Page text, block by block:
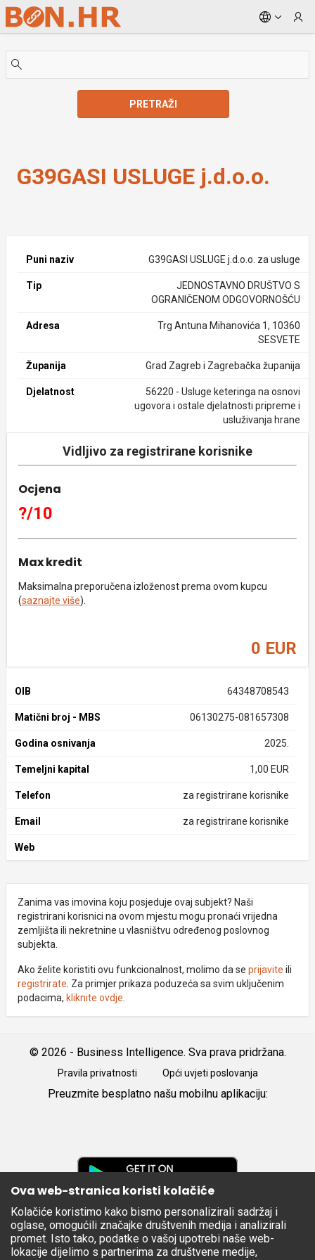
Skip to Main Content
PRETRAŽI
G39GASI USLUGE j.d.o.o.
Puni naziv G39GASI USLUGE j.d.o.o. za usluge
Tip
JEDNOSTAVNO DRUŠTVO S
OGRANIČENOM ODGOVORNOŠĆU
Adresa
Trg Antuna Mihanovića 1, 10360
SESVETE
Županija Grad Zagreb i Zagrebačka županija
Djelatnost
56220 - Usluge keteringa na osnovi
ugovora i ostale djelatnosti pripreme i
usluživanja hrane
Vidljivo za registrirane korisnike
Ocjena
?/10
Max kredit
Maksimalna preporučena izloženost prema ovom kupcu
(saznajte više).
0 EUR
OIB 64348708543
Matični broj - MBS 06130275-081657308
Godina osnivanja 2025.
Temeljni kapital 1,00 EUR
Telefon za registrirane korisnike
Email za registrirane korisnike
Web
Zanima vas imovina koju posjeduje ovaj subjekt? Naši
registrirani korisnici na ovom mjestu mogu pronaći vrijedna
zemljišta ili nekretnine u vlasništvu određenog poslovnog
subjekta.
Ako želite koristiti ovu funkcionalnost, molimo da se prijavite ili
registrirate . Za primjer prikaza poduzeća sa svim uključenim
podacima, kliknite ovdje
© 2026 - Business Intelligence. Sva prava pridržana.
Pravila privatnosti Opći uvjeti poslovanja
Preuzmite besplatno našu mobilnu aplikaciju:
Apple
Store
Ova web-stranica koristi kolačiće
Kolačiće koristimo kako bismo personalizirali sadržaj i
oglase, omogućili značajke društvenih medija i analizirali
promet. Isto tako, podatke o vašoj upotrebi naše web-
lokacije dijelimo s partnerima za društvene medije,